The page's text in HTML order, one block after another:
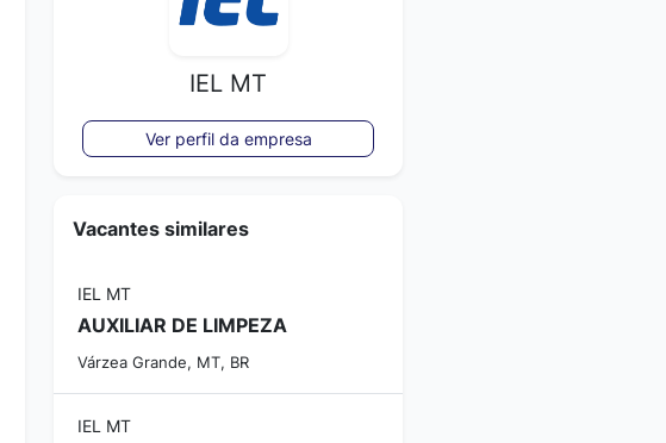
IEL MT
Ver perfil da empresa
Vacantes similares
IEL MT
AUXILIAR DE LIMPEZA
Várzea Grande, MT, BR
IEL MT